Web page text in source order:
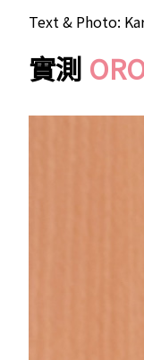
Text & Photo:
實測